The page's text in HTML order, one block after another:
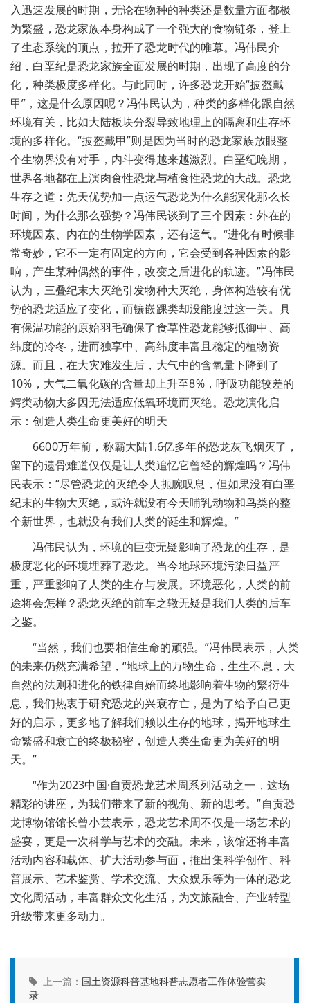
入迅速发展的时期，无论在物种的种类还是数量方面都极
为繁盛，恐龙家族本身构成了一个强大的食物链条，登上
了生态系统的顶点，拉开了恐龙时代的帷幕。冯伟民介
绍，白垩纪是恐龙家族全面发展的时期，出现了高度的分
化，种类极度多样化。与此同时，许多恐龙开始“披盔戴
甲”，这是什么原因呢？冯伟民认为，种类的多样化跟自然
环境有关，比如大陆板块分裂导致地理上的隔离和生存环
境的多样化。“披盔戴甲”则是因为当时的恐龙家族放眼整
个生物界没有对手，内斗变得越来越激烈。白垩纪晚期，
世界各地都在上演肉食性恐龙与植食性恐龙的大战。恐龙
生存之道：先天优势加一点运气恐龙为什么能演化那么长
时间，为什么那么强势？冯伟民谈到了三个因素：外在的
环境因素、内在的生物学因素，还有运气。“进化有时候非
常奇妙，它不一定有固定的方向，它会受到各种因素的影
响，产生某种偶然的事件，改变之后进化的轨迹。”冯伟民
认为，三叠纪末大灭绝引发物种大灭绝，身体构造较有优
势的恐龙适应了变化，而镶嵌踝类却没能度过这一关。具
有保温功能的原始羽毛确保了食草性恐龙能够抵御中、高
纬度的冷冬，进而独享中、高纬度丰富且稳定的植物资
源。而且，在大灾难发生后，大气中的含氧量下降到了
10%，大气二氧化碳的含量却上升至8%，呼吸功能较差的
鳄类动物大多因无法适应低氧环境而灭绝。恐龙演化启
示：创造人类生命更美好的明天
6600万年前，称霸大陆1.6亿多年的恐龙灰飞烟灭了，
留下的遗骨难道仅仅是让人类追忆它曾经的辉煌吗？冯伟
民表示：“尽管恐龙的灭绝令人扼腕叹息，但如果没有白垩
纪末的生物大灭绝，或许就没有今天哺乳动物和鸟类的整
个新世界，也就没有我们人类的诞生和辉煌。”
冯伟民认为，环境的巨变无疑影响了恐龙的生存，是
极度恶化的环境埋葬了恐龙。当今地球环境污染日益严
重，严重影响了人类的生存与发展。环境恶化，人类的前
途将会怎样？恐龙灭绝的前车之辙无疑是我们人类的后车
之鉴。
“当然，我们也要相信生命的顽强。”冯伟民表示，人类
的未来仍然充满希望，“地球上的万物生命，生生不息，大
自然的法则和进化的铁律自始而终地影响着生物的繁衍生
息，我们热衷于研究恐龙的兴衰存亡，是为了给予自己更
好的启示，更多地了解我们赖以生存的地球，揭开地球生
命繁盛和衰亡的终极秘密，创造人类生命更为美好的明
天。”
“作为2023中国·自贡恐龙艺术周系列活动之一，这场
精彩的讲座，为我们带来了新的视角、新的思考。”自贡恐
龙博物馆馆长曾小芸表示，恐龙艺术周不仅是一场艺术的
盛宴，更是一次科学与艺术的交融。未来，该馆还将丰富
活动内容和载体、扩大活动参与面，推出集科学创作、科
普展示、艺术鉴赏、学术交流、大众娱乐等为一体的恐龙
文化周活动，丰富群众文化生活，为文旅融合、产业转型
升级带来更多动力。
上一篇： 国土资源科普基地科普志愿者工作体验营实
录